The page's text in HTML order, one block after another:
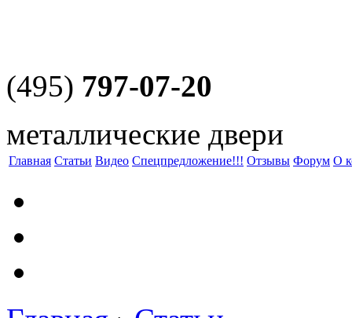
(495) 797-07-20
металлические двери
Главная Статьи Видео Спецпредложение!!! Отзывы Форум О